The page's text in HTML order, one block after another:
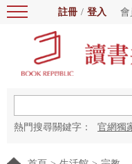
註冊 / 登入 會
熱門搜尋關鍵字： 官網獨